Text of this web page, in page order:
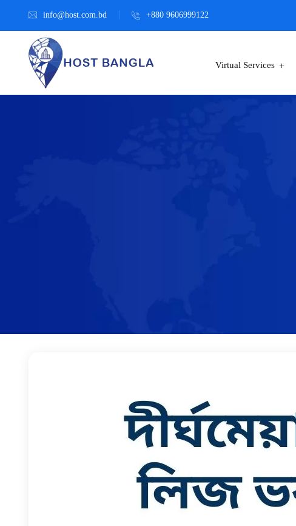
info@host.com.bd +880 9606999122
Virtual Services